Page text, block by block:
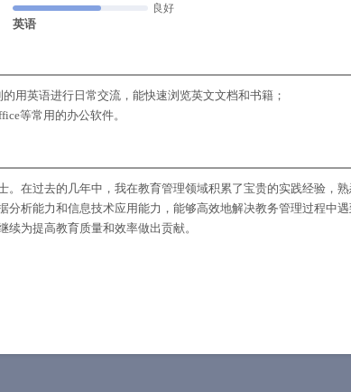
英语
良好
用英语进行日常交流，能快速浏览英文文档和书籍；
等常用的办公软件。
。在过去的几年中，我在教育管理领域积累了宝贵的实践经验，
分析能力和信息技术应用能力，能够高效地解决教务管理过程中
为提高教育质量和效率做出贡献。